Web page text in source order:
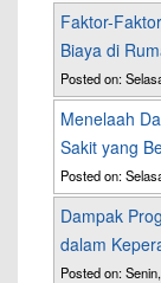
Faktor-
Biaya di
Posted on:
Menelaah
Sakit yang
Posted on:
Dampak
dalam
Posted on: